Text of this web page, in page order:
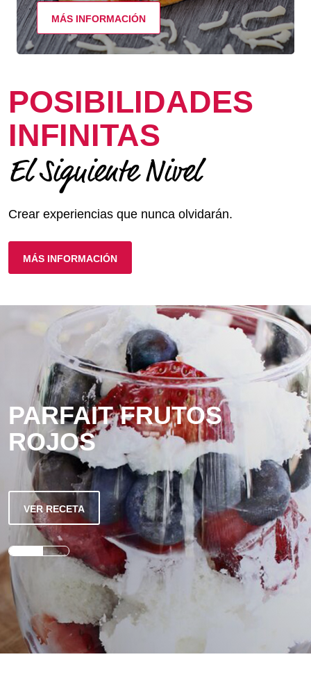
MÁS INFORMACIÓN
POSIBILIDADES
INFINITAS
El Siguiente Nivel
Crear experiencias que nunca olvidarán.
MÁS INFORMACIÓN
PARFAIT FRUTOS
ROJOS
VER RECETA